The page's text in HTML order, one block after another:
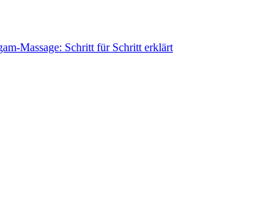
Massage: Schritt für Schritt erklärt